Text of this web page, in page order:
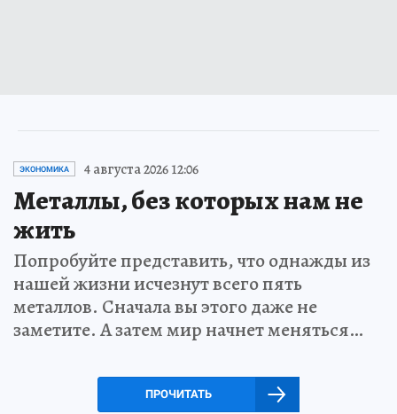
ЭКОНОМИКА 4 августа 2026 12:06
Металлы, без которых нам не
жить
Попробуйте представить, что однажды из
нашей жизни исчезнут всего пять
металлов. Сначала вы этого даже не
заметите. А затем мир начнет меняться…
ПРОЧИТАТЬ